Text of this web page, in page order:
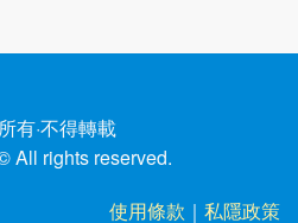
有·不得轉載
All rights reserved.
使用條款 ｜ 私隱政策